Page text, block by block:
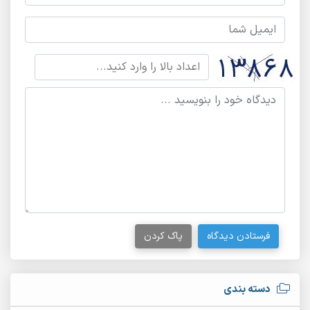
دسته بندی
فرستادن دیدگاه پاک کردن